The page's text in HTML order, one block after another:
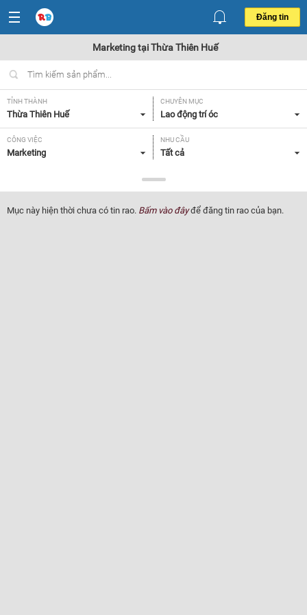
Đăng tin
Marketing tại Thừa Thiên Huế
TỈNH THÀNH
Thừa Thiên Huế
CHUYÊN MỤC
Lao động trí óc
CÔNG VIỆC
Marketing
NHU CẦU
Tất cả
Tất cả
Mục này hiện thời chưa có tin rao. Bấm vào đâyđể đăng tin rao của bạn.